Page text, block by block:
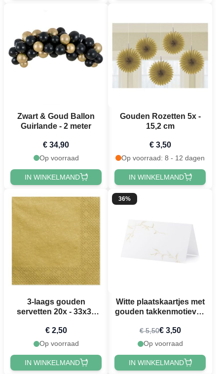
Zwart & Goud Ballon
Guirlande - 2 meter
€ 34,90
Op voorraad
IN WINKELMAND
Gouden Rozetten 5x -
15,2 cm
€ 3,50
Op voorraad: 8 - 12 dagen
IN WINKELMAND
3-laags gouden
servetten 20x - 33x33
€ 2,50
Op voorraad
IN WINKELMAND
36%
Witte plaatskaartjes met
gouden takkenmotieven
€ 5,50€ 3,50
Op voorraad
IN WINKELMAND